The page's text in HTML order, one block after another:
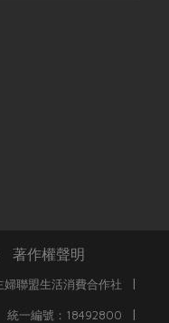
著作權聲明
聯盟生活消費合作社 |
統一編號：18492800 |